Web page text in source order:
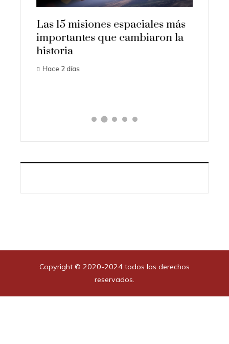
Las 15 misiones espaciales más
importantes que cambiaron la
historia
Hace 2 días
Copyright © 2020-2024 todos los derechos
reservados.